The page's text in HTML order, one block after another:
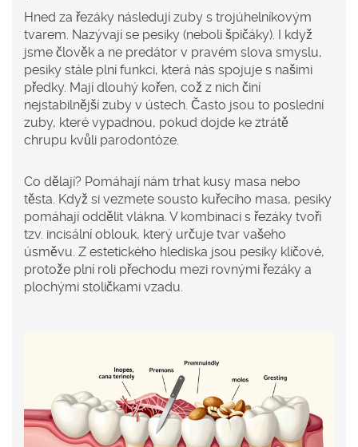
Hned za řezáky následují zuby s trojúhelníkovým
tvarem. Nazývají se pesiky (neboli špičáky). I když
jsme člověk a ne predátor v pravém slova smyslu,
pesiky stále plní funkci, která nás spojuje s našimi
předky. Mají dlouhý kořen, což z nich činí
nejstabilnější zuby v ústech. Často jsou to poslední
zuby, které vypadnou, pokud dojde ke ztrátě
chrupu kvůli parodontóze.
Co dělají? Pomáhají nám trhat kusy masa nebo
těsta. Když si vezmete sousto kuřecího masa, pesiky
pomáhají oddělit vlákna. V kombinaci s řezáky tvoří
tzv. incisální oblouk, který určuje tvar vašeho
úsměvu. Z estetického hlediska jsou pesiky klíčové,
protože plní roli přechodu mezi rovnými řezáky a
plochými stoličkami vzadu.